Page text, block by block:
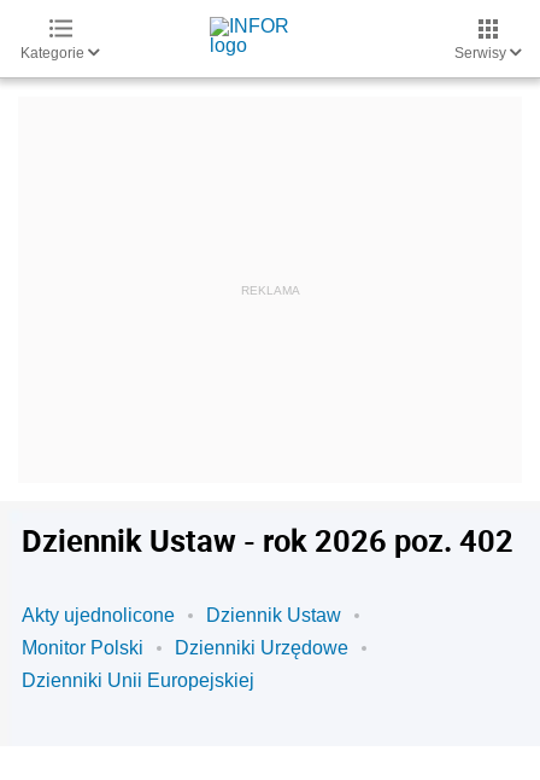
Kategorie Serwisy
Dziennik Ustaw - rok 2026 poz. 402
Akty ujednolicone
Dziennik Ustaw
Monitor Polski
Dzienniki Urzędowe
Dzienniki Unii Europejskiej